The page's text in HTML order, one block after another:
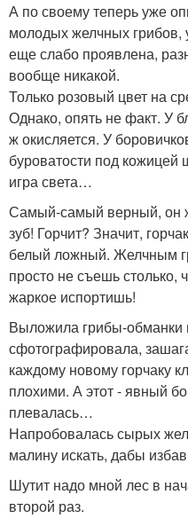
А по своему теперь уже
молодых желчных грибов,
еще слабо проявлена,
вообще никакой.
Только розовый цвет на
Однако, опять не факт. У
ж окисляется. У
буроватости под кожицей
игра света…
Самый-самый верный, он
зуб! Горчит? Значит,
белый ложный. Желчным
просто не съешь столько,
жаркое испортишь!
Выложила грибы-обманки
сфотографировала,
каждому новому горчаку
плохими. А этот - явный
плевалась…
Напробовалась сырых
малину искать, дабы
Шутит надо мной лес в
второй раз.